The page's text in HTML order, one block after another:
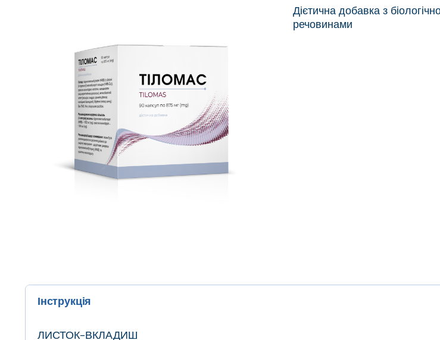
Дієтична добавка з
речовинами
Інструкція
ЛИСТОК-ВКЛАДИШ